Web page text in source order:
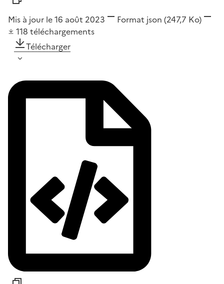
Mis à jour le 16 août 2023 Format json (247,7 Ko)
118 téléchargements
Télécharger